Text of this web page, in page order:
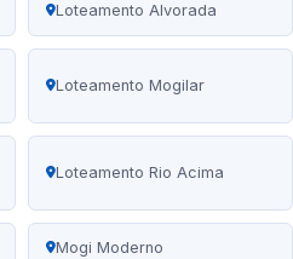
Loteamento Alvorada
Loteamento Mogilar
Loteamento Rio Acima
Mogi Moderno